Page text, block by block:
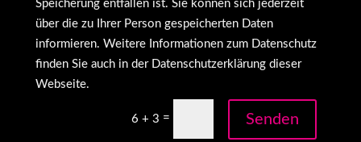
Speicherung entfallen ist. Sie können sich jederzeit
über die zu Ihrer Person gespeicherten Daten
informieren. Weitere Informationen zum Datenschutz
finden Sie auch in der Datenschutzerklärung dieser
Webseite.
6 + 3 = Senden